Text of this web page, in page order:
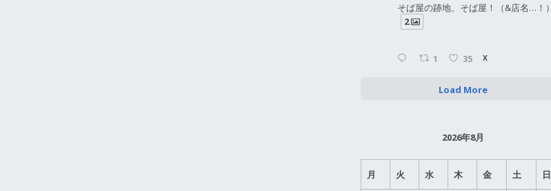
そば屋の跡地、そば屋！（&店名…！）
2
1 35 X
Load More
2026年8月
月 火 水 木 金 土 日